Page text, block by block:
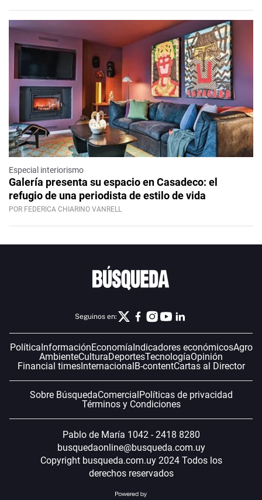
Especial interiorismo
Galería presenta su espacio en Casadeco: el
refugio de una periodista de estilo de vida
POR FEDERICA CHIARINO VANRELL
Seguinos en:
PolíticaInformaciónEconomíaIndicadores económicosAgro
AmbienteCulturaDeportesTecnologíaOpinión
Financial timesInternacionalB-contentCartas al Director
Sobre BúsquedaComercialPolíticas de privacidad
Términos y Condiciones
Pablo de María 1042 - 2418 8280
busquedaonline@busqueda.com.uy
Copyright busqueda.com.uy 2024 Todos los
derechos reservados